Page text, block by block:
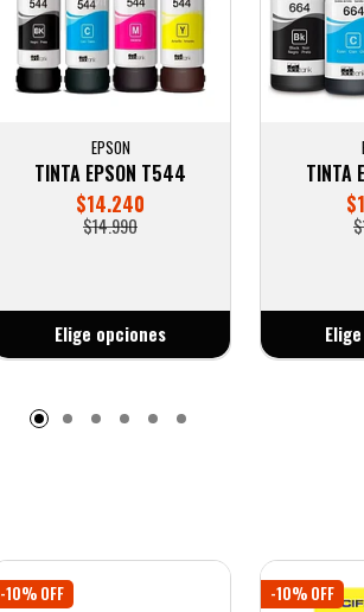
EPSON
TINTA EPSON T544
$14.240
$14.990
Elige opciones
TINTA
-10% OFF -10% OFF